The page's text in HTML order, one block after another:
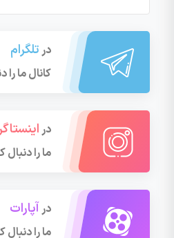
در تلگرام
کانال ما را
در
ما را دنبال
در آپارات
ما را دنبال